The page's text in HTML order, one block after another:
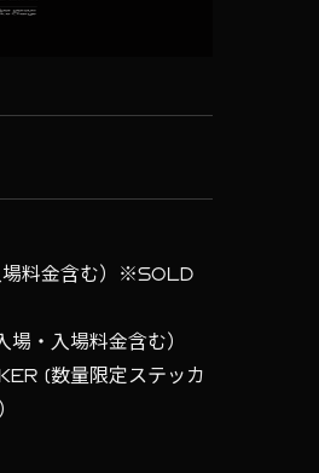
料金含む）※SOLD
・入場料金含む）
(数量限定ステッカ